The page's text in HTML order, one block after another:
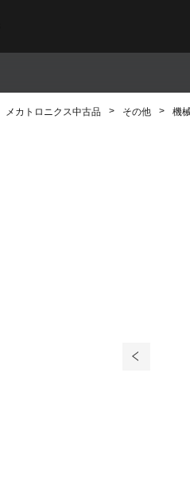
メカトロニクス中古品 その他 機